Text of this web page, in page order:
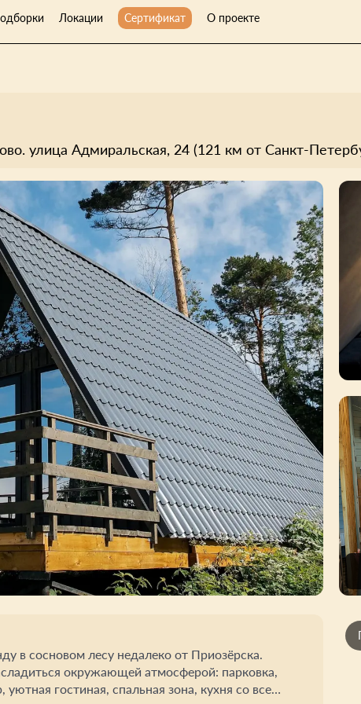
Локации Сертификат О проекте
улица Адмиральская, 24 (121 км от Санкт-
в сосновом лесу недалеко от Приозёрска.
окружающей атмосферой: парковка,
гостиная, спальная зона, кухня со всем